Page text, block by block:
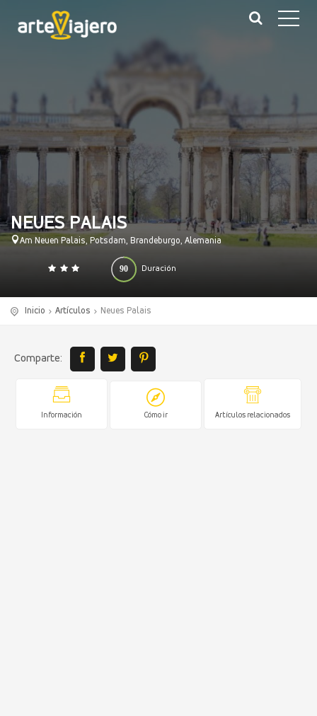
NEUES PALAIS
Am Neuen Palais, Potsdam, Brandeburgo, Alemania
Duración
90
0 140
Inicio Artículos Neues Palais
Comparte:
Información Cómo ir Artículos relacionados